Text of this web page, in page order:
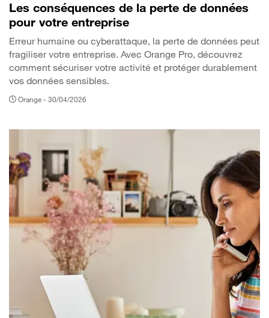
Les conséquences de la perte de données
pour votre entreprise
Erreur humaine ou cyberattaque, la perte de données peut
fragiliser votre entreprise. Avec Orange Pro, découvrez
comment sécuriser votre activité et protéger durablement
vos données sensibles.
Orange - 30/04/2026